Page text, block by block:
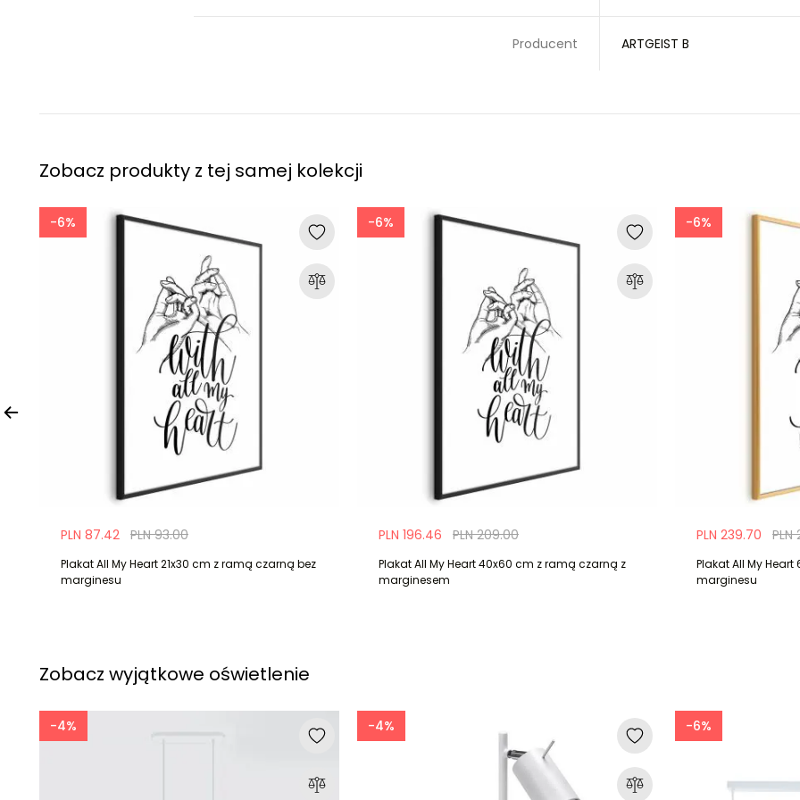
Producent ARTGEIST B
Zobacz produkty z tej samej kolekcji
-6%
PLN 93.00
PLN 87.42
Plakat All My Heart 21x30 cm z ramą czarną bez
marginesu
-6%
PLN 209.00
PLN 196.46
Plakat All My Heart 40x60 cm z ramą czarną z
marginesem
-6%
PLN
PLN 239.70
Plakat All My
marginesu
Zobacz wyjątkowe oświetlenie
-4% -4% -6%